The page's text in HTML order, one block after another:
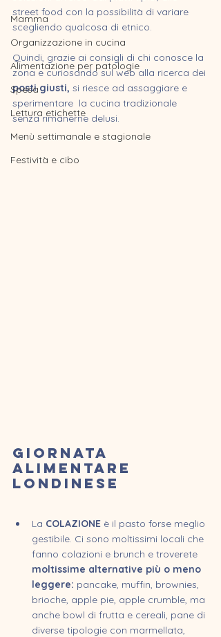
Mamma
Organizzazione in cucina
Alimentazione per patologie
Spesa
Lettura etichette
Menù settimanale e stagionale
Festività e cibo
street food con la possibilità di variare
scegliendo qualcosa di etnico.
Quindi, grazie ai consigli di chi conosce la
zona e curiosando sul web alla ricerca dei
posti giusti, si riesce ad assaggiare e
sperimentare  la cucina tradizionale
senza rimanerne delusi.
Giornata
alimentare
londinese
La COLAZIONE è il pasto forse meglio
gestibile. Ci sono moltissimi locali che
fanno colazioni e brunch e troverete
moltissime alternative più o meno
leggere: pancake, muffin, brownies,
brioche, apple pie, apple crumble, ma
anche bowl di frutta e cereali, pane di
diverse tipologie con marmellata,